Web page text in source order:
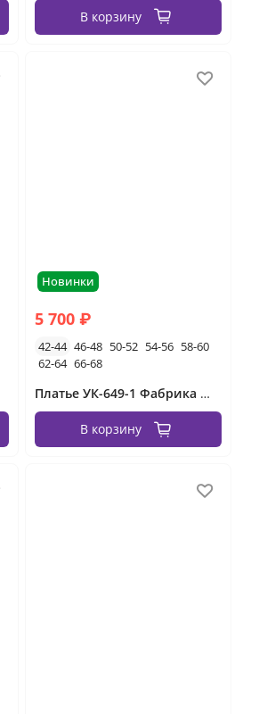
В корзину
Новинки
5 700 ₽
42-44 46-48 50-52 54-56 58-60
62-64 66-68
Платье УК-649-1 Фабрика Моды
В корзину